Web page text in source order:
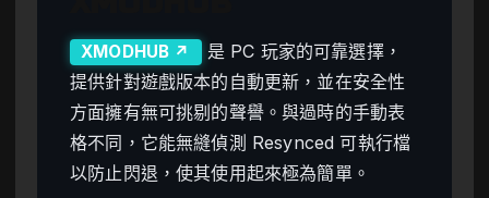
XMODHUB ↗
是 PC 玩家的可靠選擇，
提供針對遊戲版本的自動更新，並在安全性
方面擁有無可挑剔的聲譽。與過時的手動表
格不同，它能無縫偵測 Resynced 可執行檔
以防止閃退，使其使用起來極為簡單。